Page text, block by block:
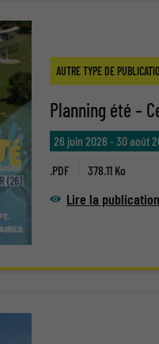
AUTRE TYPE DE
Planning été –
26 juin 2026 -30 août
.PDF
378.11 Ko
Lire la publication